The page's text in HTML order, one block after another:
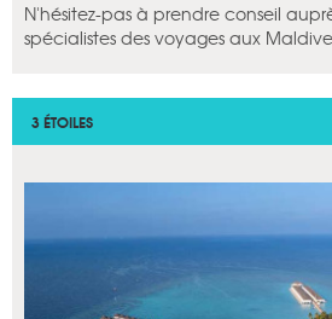
N'hésitez-pas à prendre conseil
spécialistes des voyages aux
3 ÉTOILES